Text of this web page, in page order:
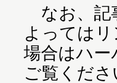
なお、記
よっては
場合はハ
ご覧くださ